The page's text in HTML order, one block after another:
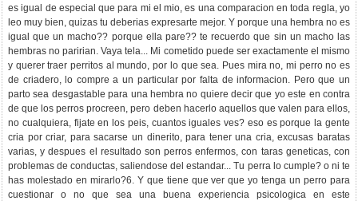
es igual de especial que para mi el mio, es una comparacion en toda regla, yo
leo muy bien, quizas tu deberias expresarte mejor. Y porque una hembra no es
igual que un macho?? porque ella pare?? te recuerdo que sin un macho las
hembras no paririan. Vaya tela... Mi cometido puede ser exactamente el mismo
y querer traer perritos al mundo, por lo que sea. Pues mira no, mi perro no es
de criadero, lo compre a un particular por falta de informacion. Pero que un
parto sea desgastable para una hembra no quiere decir que yo este en contra
de que los perros procreen, pero deben hacerlo aquellos que valen para ellos,
no cualquiera, fijate en los peis, cuantos iguales ves? eso es porque la gente
cria por criar, para sacarse un dinerito, para tener una cria, excusas baratas
varias, y despues el resultado son perros enfermos, con taras geneticas, con
problemas de conductas, saliendose del estandar... Tu perra lo cumple? o ni te
has molestado en mirarlo?6. Y que tiene que ver que yo tenga un perro para
cuestionar o no que sea una buena experiencia psicologica en este